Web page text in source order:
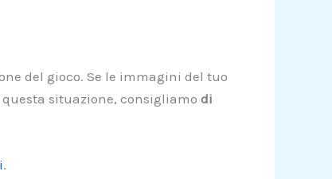
del gioco. Se le immagini del tuo
situazione, consigliamo di
.